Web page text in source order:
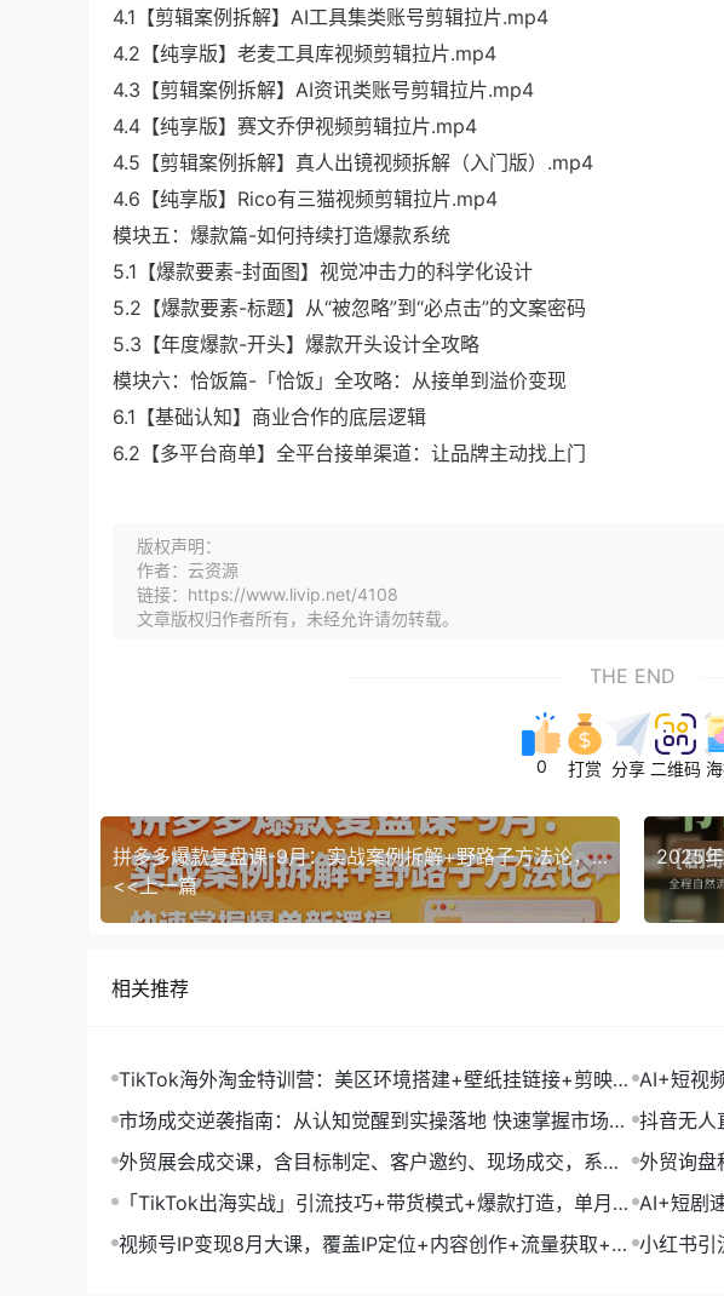
4.1【剪辑案例拆解】AI工具集类账号剪辑拉片.mp4
4.2【纯享版】老麦工具库视频剪辑拉片.mp4
4.3【剪辑案例拆解】AI资讯类账号剪辑拉片.mp4
4.4【纯享版】赛文乔伊视频剪辑拉片.mp4
4.5【剪辑案例拆解】真人出镜视频拆解（入门版）.mp4
4.6【纯享版】Rico有三猫视频剪辑拉片.mp4
模块五：爆款篇-如何持续打造爆款系统
5.1【爆款要素-封面图】视觉冲击力的科学化设计
5.2【爆款要素-标题】从“被忽略”到“必点击”的文案密码
5.3【年度爆款-开头】爆款开头设计全攻略
模块六：恰饭篇-「恰饭」全攻略：从接单到溢价变现
6.1【基础认知】商业合作的底层逻辑
6.2【多平台商单】全平台接单渠道：让品牌主动找上门
版权声明：
作者：云资源
链接：https://www.livip.net/4108
文章版权归作者所有，未经允许请勿转载。
THE END
0 打赏 分享 二维码
拼多多爆款复盘课-9月：实战案例拆解+野路子方法论，快速掌握爆单新逻辑
<<上一篇
相关推荐
TikTok海外淘金特训营：美区环境搭建+壁纸挂链接+剪映数
字人，月入1.5万
AI+短视
+账号运
市场成交逆袭指南：从认知觉醒到实操落地 快速掌握市场开
拓与成交核心能力
抖音无人
法、24
外贸展会成交课，含目标制定、客户邀约、现场成交，系统
化SOP提升参展ROI
外贸询盘
转化率
「TikTok出海实战」引流技巧+带货模式+爆款打造，单月变
现10万+秘籍
AI+短剧
单部剧收
视频号IP变现8月大课，覆盖IP定位+内容创作+流量获取+合 小红书引